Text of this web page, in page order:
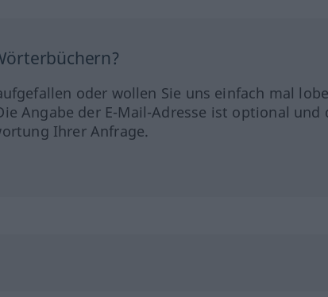
oder wollen Sie uns einfach mal
Angabe der E-Mail-Adresse ist optional und
Ihrer Anfrage.